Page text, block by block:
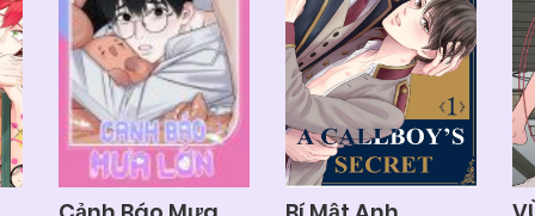
Chapter 40 04/06/2025
Chapter 38 04/06/2025
Chapter 36 04/06/2025